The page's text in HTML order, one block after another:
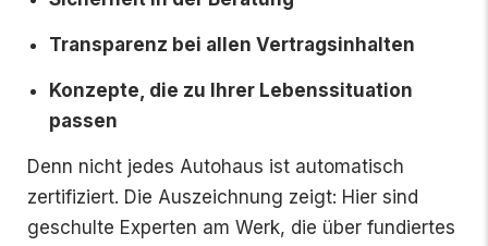
Transparenz bei allen Vertragsinhalten
Konzepte, die zu Ihrer Lebenssituation
passen
Denn nicht jedes Autohaus ist automatisch
zertifiziert. Die Auszeichnung zeigt: Hier sind
geschulte Experten am Werk, die über fundiertes